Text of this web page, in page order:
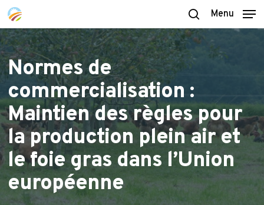
Skip
main
content
search
Menu
Normes de
commercialisation :
Maintien des règles pour
la production plein air et
le foie gras dans l’Union
européenne